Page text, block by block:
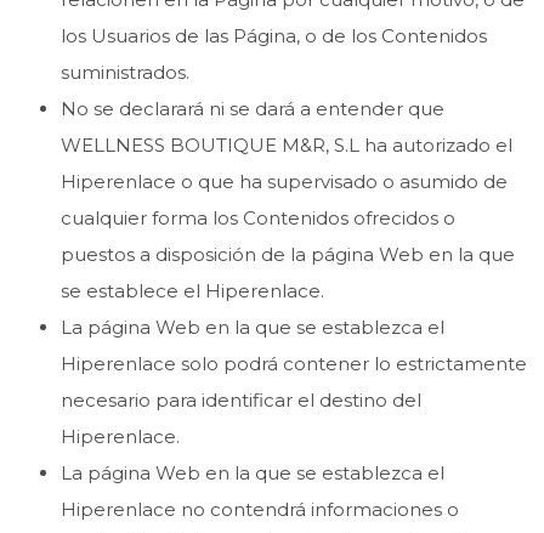
los Usuarios de las Página, o de los Contenidos
suministrados.
No se declarará ni se dará a entender que
WELLNESS BOUTIQUE M&R, S.L ha autorizado el
Hiperenlace o que ha supervisado o asumido de
cualquier forma los Contenidos ofrecidos o
puestos a disposición de la página Web en la que
se establece el Hiperenlace.
La página Web en la que se establezca el
Hiperenlace solo podrá contener lo estrictamente
necesario para identificar el destino del
Hiperenlace.
La página Web en la que se establezca el
Hiperenlace no contendrá informaciones o